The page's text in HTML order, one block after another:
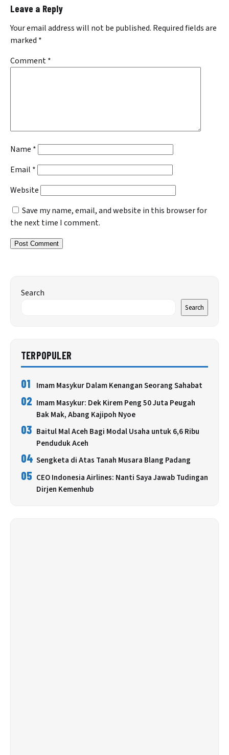
Leave a Reply
Your email address will not be published. Required fields are
marked *
Comment*
Name *
Email *
Website
Save my name, email, and website in this browser for
the next time I comment.
Search
Search
TERPOPULER
01 Imam Masykur Dalam Kenangan Seorang Sahabat
02 Imam Masykur: Dek Kirem Peng 50 Juta Peugah
Bak Mak, Abang Kajipoh Nyoe
03 Baitul Mal Aceh Bagi Modal Usaha untuk 6,6 Ribu
Penduduk Aceh
04 Sengketa di Atas Tanah Musara Blang Padang
05 CEO Indonesia Airlines: Nanti Saya Jawab Tudingan
Dirjen Kemenhub